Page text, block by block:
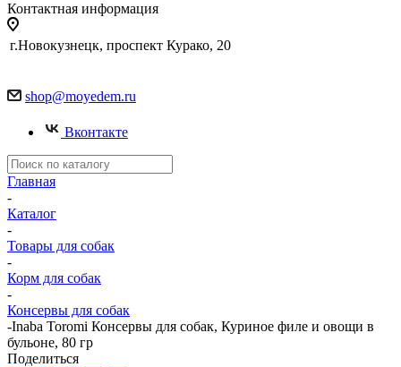
Контактная информация
г.Новокузнецк, проспект Курако, 20
shop@moyedem.ru
Вконтакте
Главная
-
Каталог
-
Товары для собак
-
Корм для собак
-
Консервы для собак
-Inaba Toromi Консервы для собак, Куриное филе и овощи в
бульоне, 80 гр
Поделиться